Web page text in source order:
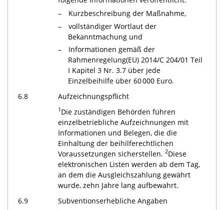
Kurzbeschreibung der Maßnahme,
vollständiger Wortlaut der
Bekanntmachung und
Informationen gemäß der
Rahmenregelung(EU) 2014/C 204/01 Teil
I Kapitel 3 Nr. 3.7 über jede
Einzelbeihilfe über 60 000 Euro.
6.8
Aufzeichnungspflicht
1 Die zuständigen Behörden führen
einzelbetriebliche Aufzeichnungen mit
Informationen und Belegen, die die
Einhaltung der beihilferechtlichen
Voraussetzungen sicherstellen. 2Diese
elektronischen Listen werden ab dem Tag,
an dem die Ausgleichszahlung gewährt
wurde, zehn Jahre lang aufbewahrt.
6.9
Subventionserhebliche Angaben